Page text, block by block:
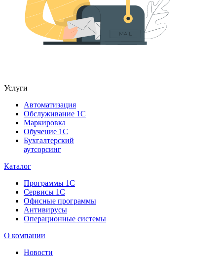
Услуги
Автоматизация
Обслуживание 1С
Маркировка
Обучение 1С
Бухгалтерский
аутсорсинг
Каталог
Программы 1С
Сервисы 1С
Офисные программы
Антивирусы
Операционные системы
О компании
Новости